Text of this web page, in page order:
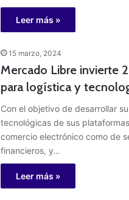
Leer más »
15 marzo, 2024
Mercado Libre invierte
para logística y
Con el objetivo de desarrollar
tecnológicas de sus
comercio electrónico como de
financieros, y…
Leer más »